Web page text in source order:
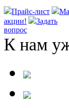
Прайс-лист
акции!
Задать
вопрос
К нам